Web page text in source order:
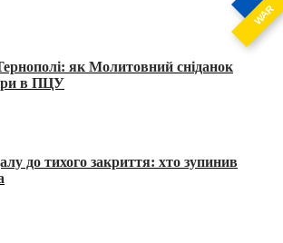
WAR
як Молитовний сніданок
в ПЦУ
до тихого закриття: хто зупинив